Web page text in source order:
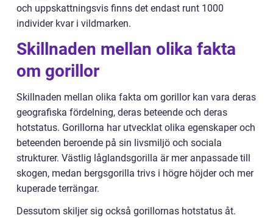
och uppskattningsvis finns det endast runt 1000
individer kvar i vildmarken.
Skillnaden mellan olika fakta
om gorillor
Skillnaden mellan olika fakta om gorillor kan vara deras
geografiska fördelning, deras beteende och deras
hotstatus. Gorillorna har utvecklat olika egenskaper och
beteenden beroende på sin livsmiljö och sociala
strukturer. Västlig låglandsgorilla är mer anpassade till
skogen, medan bergsgorilla trivs i högre höjder och mer
kuperade terrängar.
Dessutom skiljer sig också gorillornas hotstatus åt.